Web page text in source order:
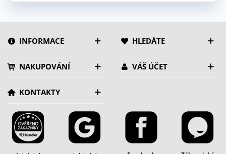
INFORMACE HLEDÁTE
NAKUPOVÁNÍ VÁŠ ÚČET
KONTAKTY